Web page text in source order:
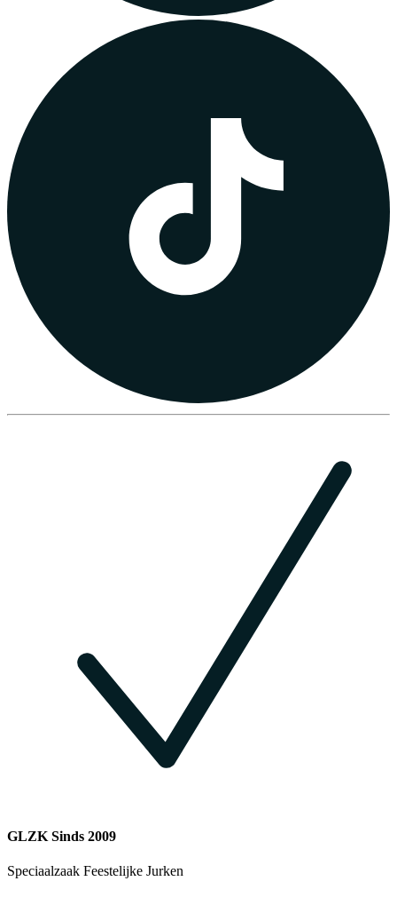
GLZK Sinds 2009
Speciaalzaak Feestelijke Jurken